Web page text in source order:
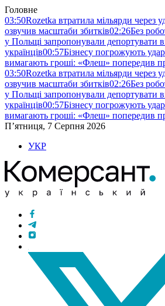
Головне
03:50Rozetka втратила мільярди через
озвучив масштаби збитків02:26Без
у Польщі запропонували депортувати
українців00:57Бізнесу погрожують
вимагають гроші: «Флеш» попередив
03:50Rozetka втратила мільярди через
озвучив масштаби збитків02:26Без
у Польщі запропонували депортувати
українців00:57Бізнесу погрожують
вимагають гроші: «Флеш» попередив
П’ятниця, 7 Серпня 2026
УКР